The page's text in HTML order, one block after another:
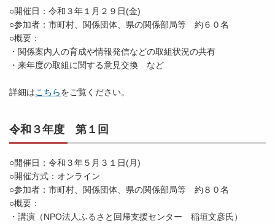
○開催日：令和３年１月２９日(金)
○参加者：市町村、関係団体、県の関係部局等 約６０名
○概要：
・関係案内人の育成や情報発信などの取組状況の共有
・来年度の取組に関する意見交換 など
詳細はこちらをご覧ください。
令和３年度 第１回
○開催日：令和３年５月３１日(月)
○開催方式：オンライン
○参加者：市町村、関係団体、県の関係部局等 約８０名
○概要：
・講演（NPO法人ふるさと回帰支援センター 稲垣文彦氏）